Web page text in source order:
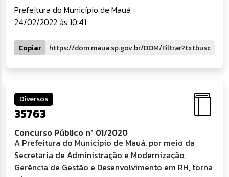
Prefeitura do Município de Mauá
24/02/2022 às 10:41
Copiar
Diversos
35763
Concurso Público nº 01/2020
A Prefeitura do Município de Mauá, por meio da
Secretaria de Administração e Modernização,
Gerência de Gestão e Desenvolvimento em RH, torna